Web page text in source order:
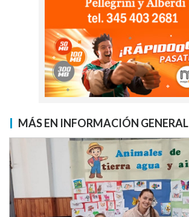
MÁS EN INFORMACIÓN GENERAL